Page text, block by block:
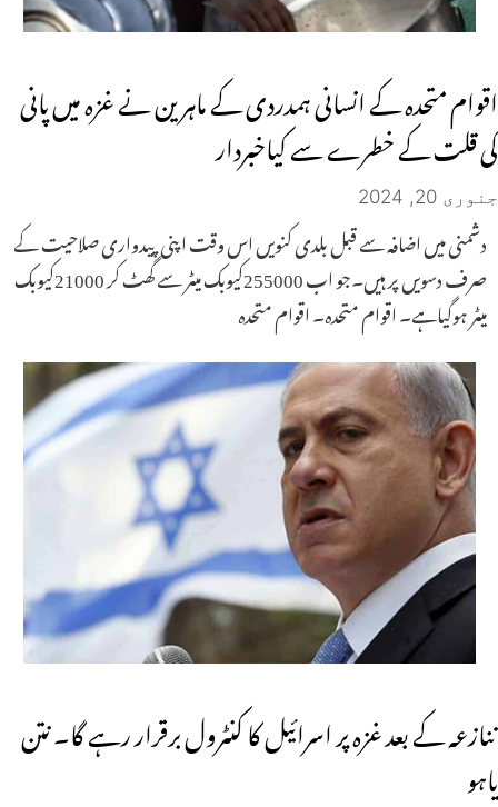
اقوام متحدہ کے انسانی ہمدردی کے ماہرین نے غزہ میں پانی
کی قلت کے خطرے سے کیاخبردار
جنوری 20, 2024
دشمنی میں اضافہ سے قبل بلدی کنویں اس وقت اپنی پیدواری صلاحیت کے
صرف دسویں پر ہیں۔جو اب 255000کیوبک میٹر سے گھٹ کر 21000کیوبک
میٹر ہوگیاہے۔ اقوام متحدہ۔ اقوام متحدہ
تنازعہ کے بعد غزہ پر اسرائیل کا کنٹرول برقرار رہے گا۔ نتن
یاہو